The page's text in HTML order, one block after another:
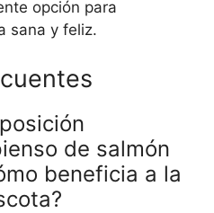
opción para
sana y feliz.
de salmón
beneficia a la